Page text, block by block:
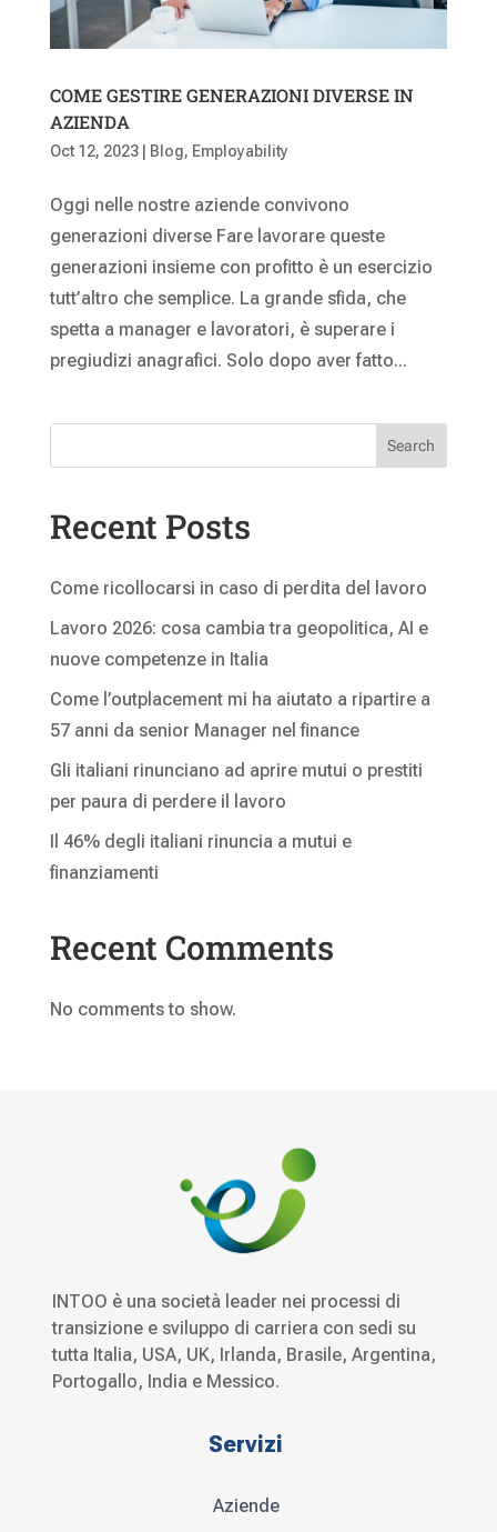
COME GESTIRE GENERAZIONI DIVERSE IN
AZIENDA
Oct 12, 2023| Blog, Employability
Oggi nelle nostre aziende convivono
generazioni diverse Fare lavorare queste
generazioni insieme con profitto è un esercizio
tutt’altro che semplice. La grande sfida, che
spetta a manager e lavoratori, è superare i
pregiudizi anagrafici. Solo dopo aver fatto...
Search
Recent Posts
Come ricollocarsi in caso di perdita del lavoro
Lavoro 2026: cosa cambia tra geopolitica, AI e
nuove competenze in Italia
Come l’outplacement mi ha aiutato a ripartire a
57 anni da senior Manager nel finance
Gli italiani rinunciano ad aprire mutui o prestiti
per paura di perdere il lavoro
Il 46% degli italiani rinuncia a mutui e
finanziamenti
Recent Comments
No comments to show.
INTOO è una società leader nei processi di
transizione e sviluppo di carriera con sedi su
tutta Italia, USA, UK, Irlanda, Brasile, Argentina,
Portogallo, India e Messico.
Servizi
Aziende